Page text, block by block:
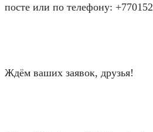
посте или по телефону:
Ждём ваших заявок, друзья!